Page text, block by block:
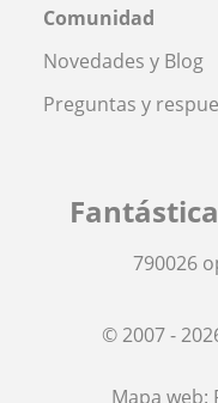
Comunidad
Novedades y Blog
Preguntas y
Fantástica
790026
© 2007 -
Mapa web: